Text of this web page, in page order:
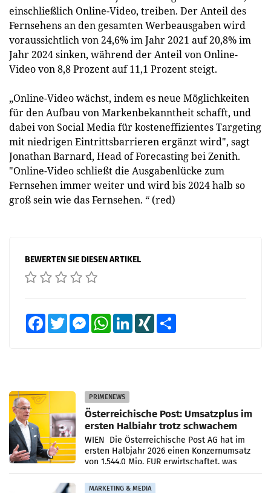
einschließlich Online-Video, treiben. Der Anteil des
Fernsehens an den gesamten Werbeausgaben wird
voraussichtlich von 24,6% im Jahr 2021 auf 20,8% im
Jahr 2024 sinken, während der Anteil von Online-
Video von 8,8 Prozent auf 11,1 Prozent steigt.
„Online-Video wächst, indem es neue Möglichkeiten
für den Aufbau von Markenbekanntheit schafft, und
dabei von Social Media für kosteneffizientes Targeting
mit niedrigen Eintrittsbarrieren ergänzt wird", sagt
Jonathan Barnard, Head of Forecasting bei Zenith.
"Online-Video schließt die Ausgabenlücke zum
Fernsehen immer weiter und wird bis 2024 halb so
groß sein wie das Fernsehen. “ (red)
BEWERTEN SIE DIESEN ARTIKEL
FacebookTwitter MessengerWhatsAppLinkedInXING
PRIMENEWS
Österreichische Post: Umsatzplus im
ersten Halbjahr trotz schwachem
Briefgeschäft
WIEN Die Österreichische Post AG hat im
ersten Halbjahr 2026 einen Konzernumsatz
von 1.544,0 Mio. EUR erwirtschaftet, was
einem Plus von 3,8 Prozent gegenüber dem
Vergleichszeitraum
MARKETING & MEDIA